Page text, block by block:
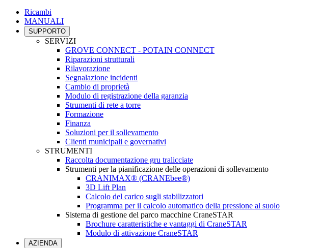
Ricambi
MANUALI
SUPPORTO
SERVIZI
GROVE CONNECT - POTAIN CONNECT
Riparazioni strutturali
Rilavorazione
Segnalazione incidenti
Cambio di proprietà
Modulo di registrazione della garanzia
Strumenti di rete a torre
Formazione
Finanza
Soluzioni per il sollevamento
Clienti municipali e governativi
STRUMENTI
Raccolta documentazione gru tralicciate
Strumenti per la pianificazione delle operazioni di sollevamento
CRANIMAX® (CRANEbee®)
3D Lift Plan
Calcolo del carico sugli stabilizzatori
Programma per il calcolo automatico della pressione al suolo
Sistema di gestione del parco macchine CraneSTAR
Brochure caratteristiche e vantaggi di CraneSTAR
Modulo di attivazione CraneSTAR
AZIENDA